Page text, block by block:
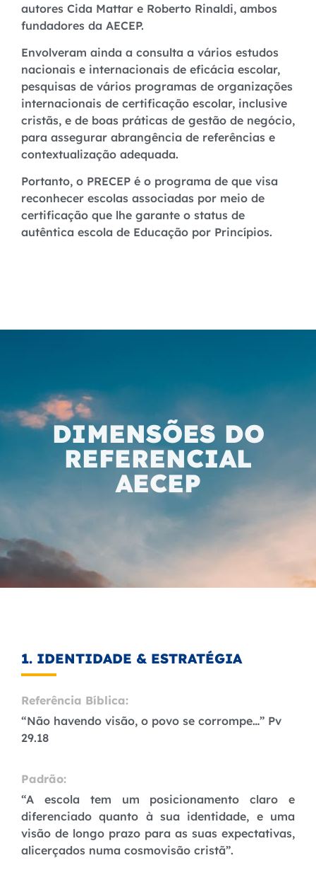
autores Cida Mattar e Roberto Rinaldi, ambos
fundadores da AECEP.
Envolveram ainda a consulta a vários estudos
nacionais e internacionais de eficácia escolar,
pesquisas de vários programas de organizações
internacionais de certificação escolar, inclusive
cristãs, e de boas práticas de gestão de negócio,
para assegurar abrangência de referências e
contextualização adequada.
Portanto, o PRECEP é o programa de que visa
reconhecer escolas associadas por meio de
certificação que lhe garante o status de
autêntica escola de Educação por Princípios.
DIMENSÕES DO
REFERENCIAL
AECEP
1. IDENTIDADE & ESTRATÉGIA
Referência Bíblica:
“Não havendo visão, o povo se corrompe…” Pv
29.18
Padrão:
“A escola tem um posicionamento claro e
diferenciado quanto à sua identidade, e uma
visão de longo prazo para as suas expectativas,
alicerçados numa cosmovisão cristã”.